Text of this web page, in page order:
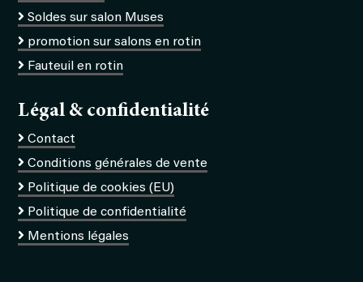
Soldes sur salon Muses
promotion sur salons en rotin
Fauteuil en rotin
Légal & confidentialité
Contact
Conditions générales de vente
Politique de cookies (EU)
Politique de confidentialité
Mentions légales